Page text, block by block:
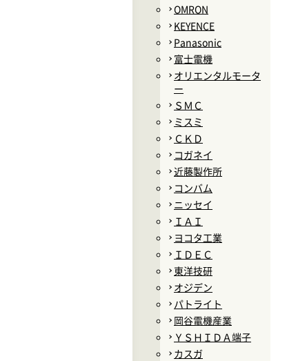
OMRON
KEYENCE
Panasonic
富士電機
オリエンタルモータ
ー
ＳＭＣ
ミスミ
ＣＫＤ
コガネイ
近藤製作所
コンバム
ニッセイ
ＩＡＩ
ヨコタ工業
ＩＤＥＣ
東洋技研
オジデン
パトライト
岡谷電機産業
ＹＳＨＩＤＡ端子
カスガ